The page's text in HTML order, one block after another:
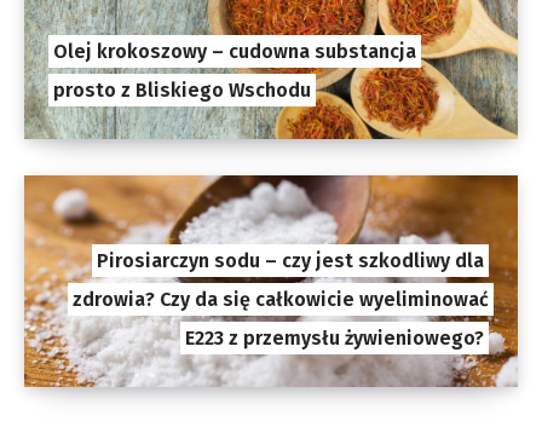
Olej krokoszowy – cudowna substancja
prosto z Bliskiego Wschodu
Pirosiarczyn sodu – czy jest szkodliwy dla
zdrowia? Czy da się całkowicie wyeliminować
E223 z przemysłu żywieniowego?